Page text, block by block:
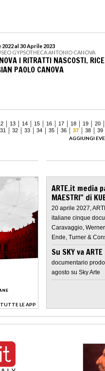
al 30 Aprile 2023
GYPSOTHECA ANTONIO CANOVA
I RITRATTI NASCOSTI.
PAOLO CANOVA
13 14 15 16 17 18 19 20
31 32 33 34 35 36 37 38
39
AGGIUNGI
LE APP
ARTE.it media
MAESTRI" di
20 aprile 2027,
italiane cinque
Caravaggio,
Ende, Turner &
Su SKY va ARTE
documentario
agosto su Sky Arte